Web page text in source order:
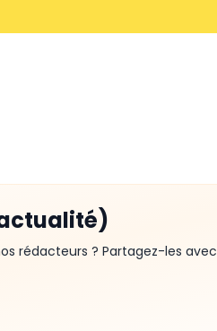
rédacteurs ? Partagez-les avec